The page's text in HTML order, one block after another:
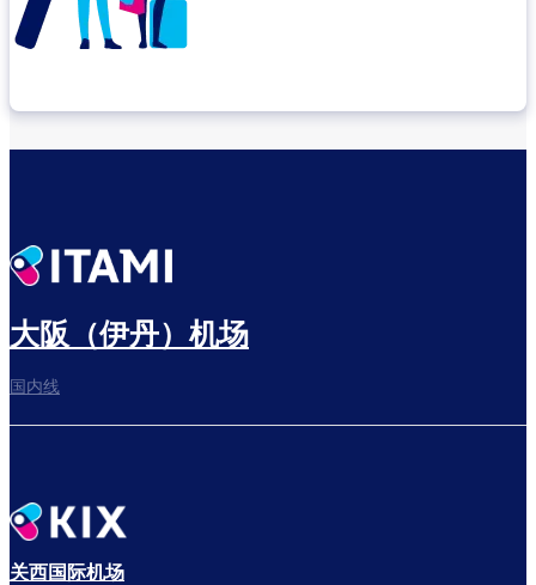
前往登机门
大阪（伊丹）机场
国内线
关西国际机场